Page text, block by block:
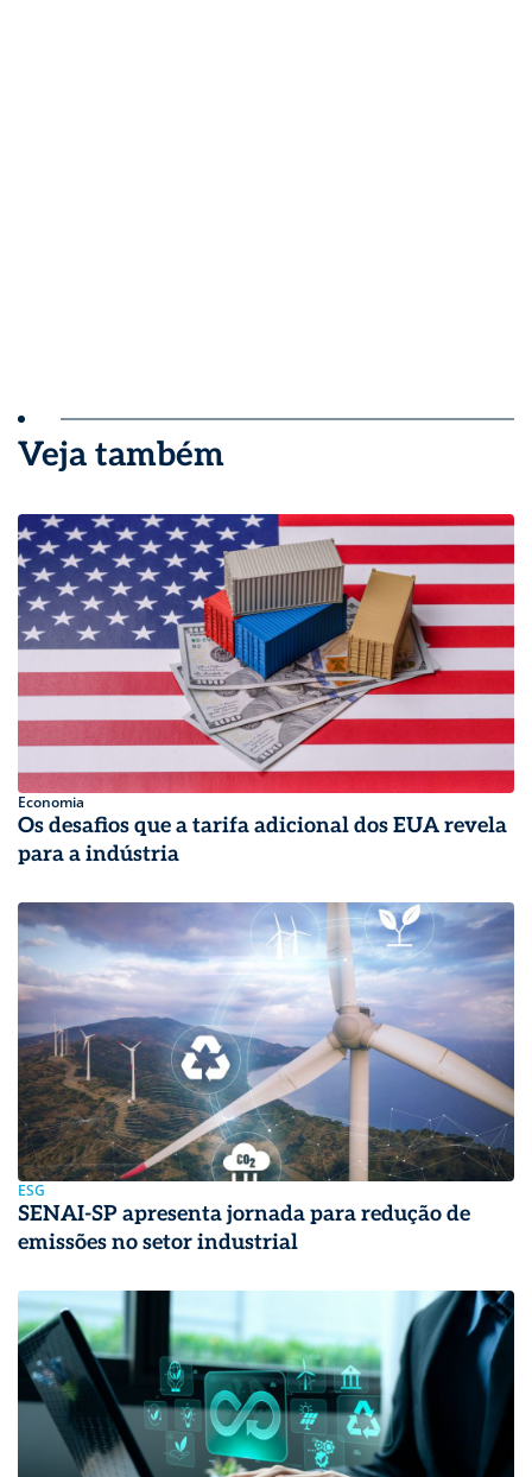
Veja também
Economia
Os desafios que a tarifa adicional dos EUA revela
para a indústria
ESG
SENAI-SP apresenta jornada para redução de
emissões no setor industrial